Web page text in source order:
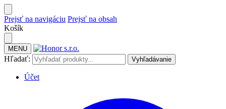
Prejsť na navigáciu Prejsť na obsah
Košík
MENU
Hľadať: Vyhľadávanie
Účet